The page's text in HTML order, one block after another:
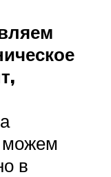
можем
в